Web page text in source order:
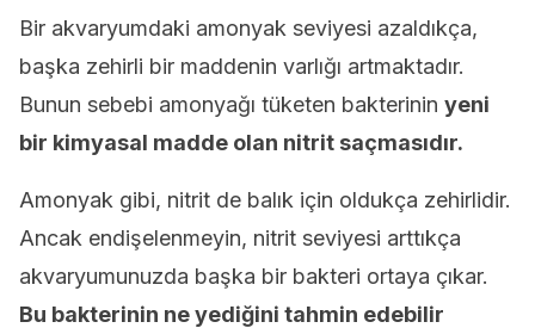
Bir akvaryumdaki amonyak seviyesi azaldıkça,
başka zehirli bir maddenin varlığı artmaktadır.
Bunun sebebi amonyağı tüketen bakterinin yeni
bir kimyasal madde olan nitrit saçmasıdır.
Amonyak gibi, nitrit de balık için oldukça zehirlidir.
Ancak endişelenmeyin, nitrit seviyesi arttıkça
akvaryumunuzda başka bir bakteri ortaya çıkar.
Bu bakterinin ne yediğini tahmin edebilir